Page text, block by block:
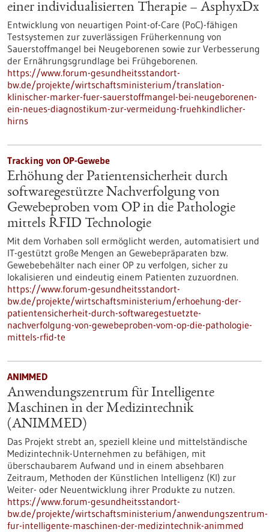
einer individualisierten Therapie – AsphyxDx
Entwicklung von neuartigen Point-of-Care (PoC)-fähigen
Testsystemen zur zuverlässigen Früherkennung von
Sauerstoffmangel bei Neugeborenen sowie zur Verbesserung
der Ernährungsgrundlage bei Frühgeborenen.
https://www.forum-gesundheitsstandort-
bw.de/projekte/wirtschaftsministerium/translation-
klinischer-marker-fuer-sauerstoffmangel-bei-neugeborenen-
ein-neues-diagnostikum-zur-vermeidung-fruehkindlicher-
hirns
Tracking von OP-Gewebe
Erhöhung der Patientensicherheit durch
softwaregestützte Nachverfolgung von
Gewebeproben vom OP in die Pathologie
mittels RFID Technologie
Mit dem Vorhaben soll ermöglicht werden, automatisiert und
IT-gestützt große Mengen an Gewebepräparaten bzw.
Gewebebehälter nach einer OP zu verfolgen, sicher zu
lokalisieren und eindeutig einem Patienten zuzuordnen.
https://www.forum-gesundheitsstandort-
bw.de/projekte/wirtschaftsministerium/erhoehung-der-
patientensicherheit-durch-softwaregestuetzte-
nachverfolgung-von-gewebeproben-vom-op-die-pathologie-
mittels-rfid-te
ANIMMED
Anwendungszentrum für Intelligente
Maschinen in der Medizintechnik
(ANIMMED)
Das Projekt strebt an, speziell kleine und mittelständische
Medizintechnik-Unternehmen zu befähigen, mit
überschaubarem Aufwand und in einem absehbaren
Zeitraum, Methoden der Künstlichen Intelligenz (KI) zur
Weiter- oder Neuentwicklung ihrer Produkte zu nutzen.
https://www.forum-gesundheitsstandort-
bw.de/projekte/wirtschaftsministerium/anwendungszentrum-
fur-intelligente-maschinen-der-medizintechnik-animmed